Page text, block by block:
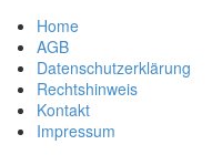
Home
AGB
Datenschutzerklärung
Rechtshinweis
Kontakt
Impressum